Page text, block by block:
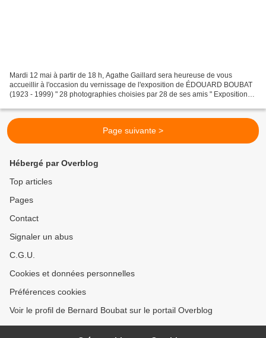
Mardi 12 mai à partir de 18 h, Agathe Gaillard sera heureuse de vous
accueillir à l'occasion du vernissage de l'exposition de ÉDOUARD BOUBAT
(1923 - 1999) " 28 photographies choisies par 28 de ses amis " Exposition
Page suivante >
Hébergé par Overblog
Top articles
Pages
Contact
Signaler un abus
C.G.U.
Cookies et données personnelles
Préférences cookies
Voir le profil de Bernard Boubat sur le portail Overblog